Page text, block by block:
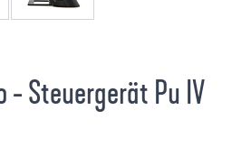
- Steuergerät Pu IV